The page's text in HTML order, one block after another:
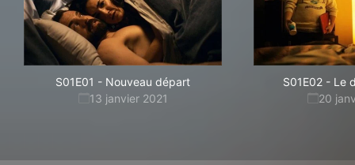
S01E01 - Nouveau départ
13 janvier 2021
S01E02- Le
20